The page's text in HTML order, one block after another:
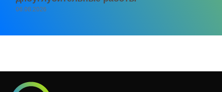
06.08.2026